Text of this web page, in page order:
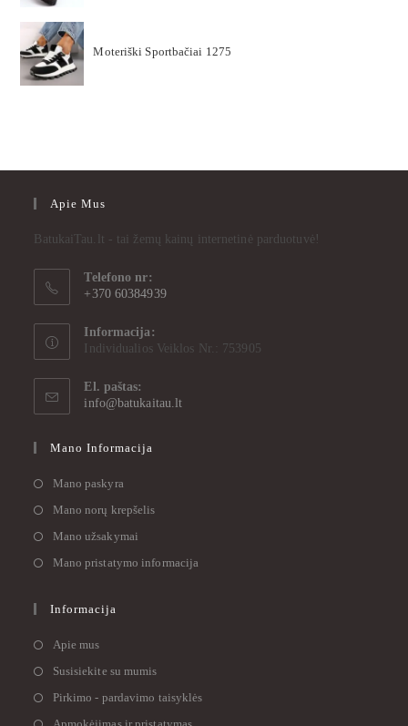
Moteriški Sportbačiai 1275
Apie Mus
BatukaiTau.lt - tai žemų kainų internetinė parduotuvė!
Telefono nr:
+370 60384939
Informacija:
Individualios Veiklos Nr.: 753905
El. paštas:
info@batukaitau.lt
Mano Informacija
Mano paskyra
Mano norų krepšelis
Mano užsakymai
Mano pristatymo informacija
Informacija
Apie mus
Susisiekite su mumis
Pirkimo - pardavimo taisyklės